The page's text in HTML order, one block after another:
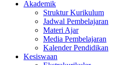
Akademik
Struktur Kurikulum
Jadwal Pembelajaran
Materi Ajar
Media Pembelajaran
Kalender Pendidikan
Kesiswaan